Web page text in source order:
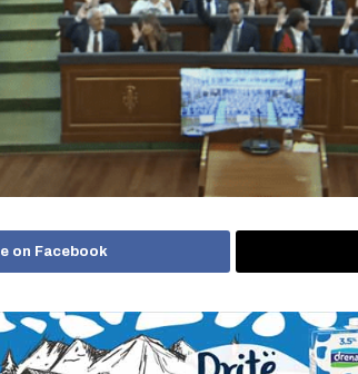
on Facebook